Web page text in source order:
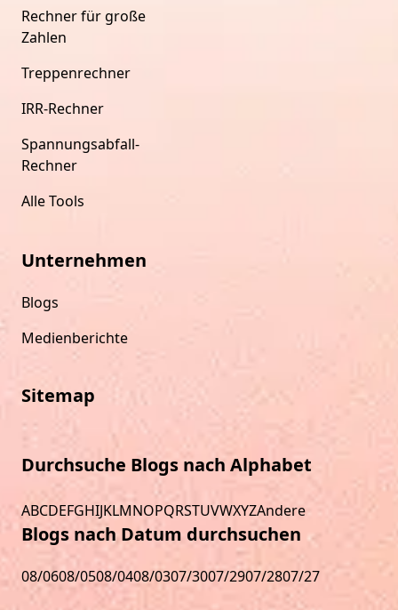
Rechner für große
Zahlen
Treppenrechner
IRR-Rechner
Spannungsabfall-
Rechner
Alle Tools
Unternehmen
Blogs
Medienberichte
Sitemap
Durchsuche Blogs nach Alphabet
ABCDEFGHIJKLMNOPQRSTUVWXYZAndere
Blogs nach Datum durchsuchen
08/0608/0508/0408/0307/3007/2907/2807/27